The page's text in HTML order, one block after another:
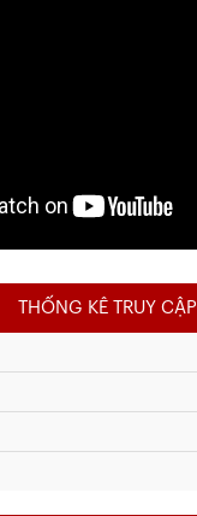
THỐNG KÊ TRUY CẬP